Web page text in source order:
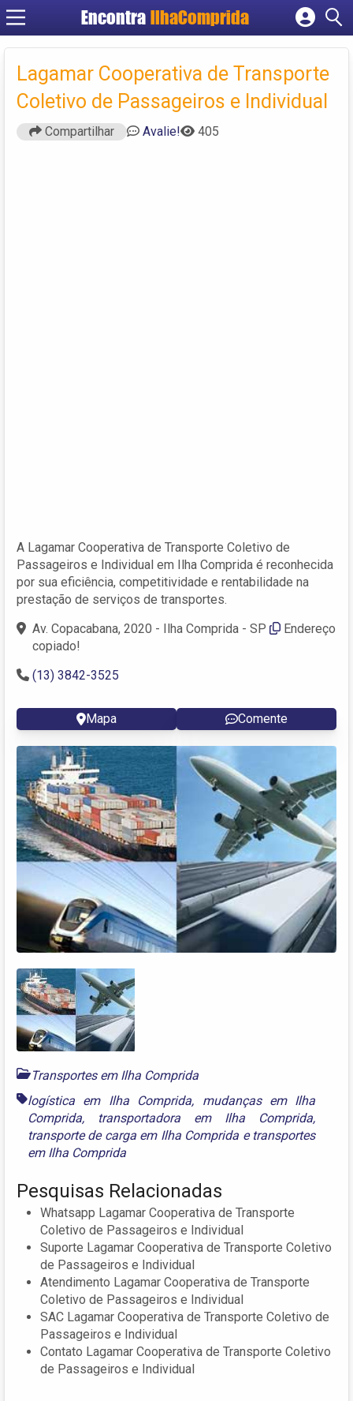
EncontraIlhaComprida
Cadastrar empresa
Criar conta
Lagamar Cooperativa de Transporte
Coletivo de Passageiros e Individual
Compartilhar Avalie! 405
A Lagamar Cooperativa de Transporte Coletivo de
Passageiros e Individual em Ilha Comprida é reconhecida
por sua eficiência, competitividade e rentabilidade na
prestação de serviços de transportes.
Av. Copacabana, 2020 - Ilha Comprida - SP
Endereço
copiado!
(13) 3842-3525
Mapa Comente
Transportes em Ilha Comprida
logística em Ilha Comprida, mudanças em Ilha
Comprida, transportadora em Ilha Comprida,
transporte de carga em Ilha Comprida e transportes
em Ilha Comprida
Pesquisas Relacionadas
Whatsapp Lagamar Cooperativa de Transporte
Coletivo de Passageiros e Individual
Suporte Lagamar Cooperativa de Transporte Coletivo
de Passageiros e Individual
Atendimento Lagamar Cooperativa de Transporte
Coletivo de Passageiros e Individual
SAC Lagamar Cooperativa de Transporte Coletivo de
Passageiros e Individual
Contato Lagamar Cooperativa de Transporte Coletivo
de Passageiros e Individual